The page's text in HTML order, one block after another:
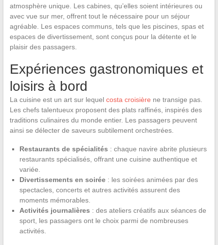
atmosphère unique. Les cabines, qu’elles soient intérieures ou
avec vue sur mer, offrent tout le nécessaire pour un séjour
agréable. Les espaces communs, tels que les piscines, spas et
espaces de divertissement, sont conçus pour la détente et le
plaisir des passagers.
Expériences gastronomiques et
loisirs à bord
La cuisine est un art sur lequel costa croisière ne transige pas.
Les chefs talentueux proposent des plats raffinés, inspirés des
traditions culinaires du monde entier. Les passagers peuvent
ainsi se délecter de saveurs subtilement orchestrées.
Restaurants de spécialités : chaque navire abrite plusieurs
restaurants spécialisés, offrant une cuisine authentique et
variée.
Divertissements en soirée: les soirées animées par des
spectacles, concerts et autres activités assurent des
moments mémorables.
Activités journalières : des ateliers créatifs aux séances de
sport, les passagers ont le choix parmi de nombreuses
activités.